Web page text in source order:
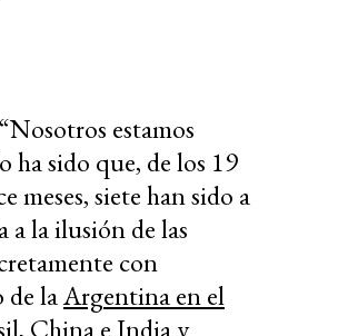
estamos
ha sido que, de los 19
meses, siete han sido a
a la ilusión de las
con
de laArgentina en el
China e India y